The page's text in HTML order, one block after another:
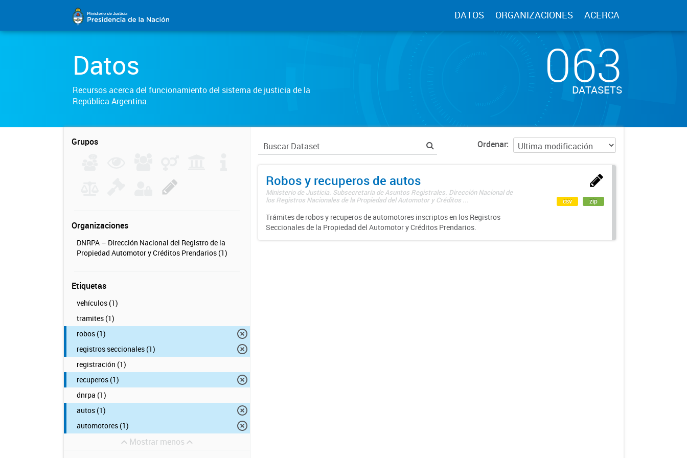
DATOS ORGANIZACIONES ACERCA
Datos
Recursos acerca del funcionamiento del sistema de justicia de la
República Argentina.
063
DATASETS
Grupos
Organizaciones
DNRPA – Dirección Nacional del Registro de la
Propiedad Automotor y Créditos Prendarios (1)
Etiquetas
vehículos (1)
tramites (1)
robos (1)
registros seccionales (1)
registración (1)
recuperos (1)
dnrpa (1)
autos (1)
automotores (1)
Mostrar menos
Ordenar
Robos y recuperos de autos
Ministerio de Justicia. Subsecretaría de Asuntos Registrales. Dirección Nacional de
los Registros Nacionales de la Propiedad del Automotor y Créditos ...
Trámites de robos y recuperos de automotores inscriptos en los Registros
Seccionales de la Propiedad del Automotor y Créditos Prendarios.
csv zip